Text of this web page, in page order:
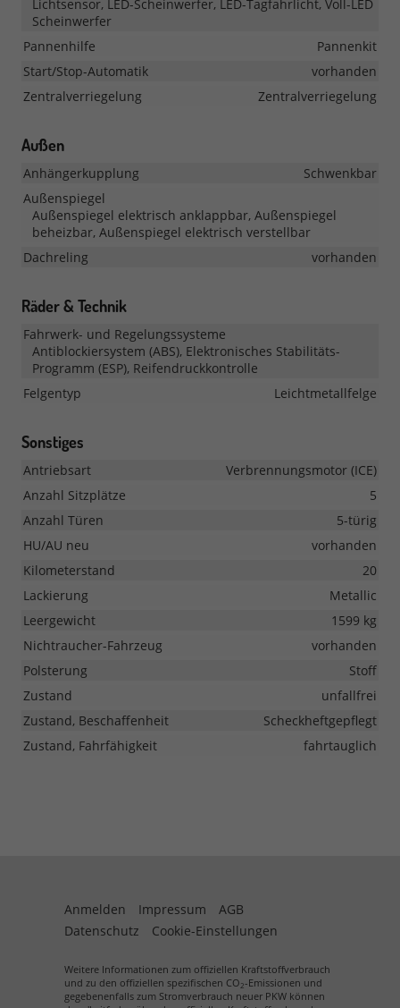
Lichtsensor, LED-Scheinwerfer, LED-Tagfahrlicht, Voll-LED
Scheinwerfer
Pannenhilfe
Pannenkit
Start/Stop-Automatik
vorhanden
Zentralverriegelung
Zentralverriegelung
Außen
Anhängerkupplung
Schwenkbar
Außenspiegel
Außenspiegel elektrisch anklappbar, Außenspiegel
beheizbar, Außenspiegel elektrisch verstellbar
Dachreling
vorhanden
Räder & Technik
Fahrwerk- und Regelungssysteme
Antiblockiersystem (ABS), Elektronisches Stabilitäts-
Programm (ESP), Reifendruckkontrolle
Felgentyp
Leichtmetallfelge
Sonstiges
Antriebsart
Verbrennungsmotor (ICE)
Anzahl Sitzplätze
5
Anzahl Türen
5-türig
HU/AU neu
vorhanden
Kilometerstand
20
Lackierung
Metallic
Leergewicht
1599 kg
Nichtraucher-Fahrzeug
vorhanden
Polsterung
Stoff
Zustand
unfallfrei
Zustand, Beschaffenheit
Scheckheftgepflegt
Zustand, Fahrfähigkeit
fahrtauglich
Anmelden Impressum
AGB
Datenschutz
Cookie-Einstellungen
Weitere Informationen zum offiziellen Kraftstoffverbrauch
und zu den offiziellen spezifischen CO2-Emissionen und
gegebenenfalls zum Stromverbrauch neuer PKW können